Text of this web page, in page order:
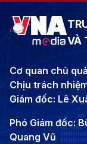
VÀ
Cơ quan chủ
Chịu trách
Giám đốc: Lê
Phó Giám đốc:
Quang Vũ